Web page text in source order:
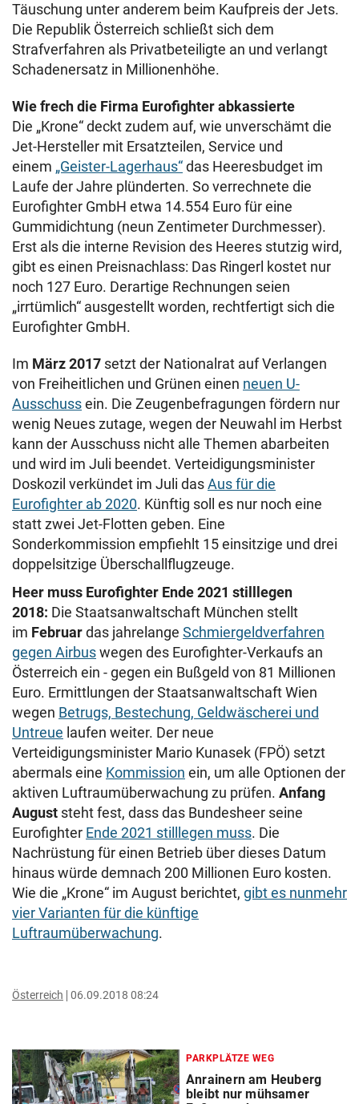
Täuschung unter anderem beim Kaufpreis der Jets.
Die Republik Österreich schließt sich dem
Strafverfahren als Privatbeteiligte an und verlangt
Schadenersatz in Millionenhöhe.
Wie frech die Firma Eurofighter abkassierte
Die „Krone“ deckt zudem auf, wie unverschämt die
Jet-Hersteller mit Ersatzteilen, Service und
einem „Geister-Lagerhaus“das Heeresbudget im
Laufe der Jahre plünderten. So verrechnete die
Eurofighter GmbH etwa 14.554 Euro für eine
Gummidichtung (neun Zentimeter Durchmesser).
Erst als die interne Revision des Heeres stutzig wird,
gibt es einen Preisnachlass: Das Ringerl kostet nur
noch 127 Euro. Derartige Rechnungen seien
„irrtümlich“ ausgestellt worden, rechtfertigt sich die
Eurofighter GmbH.
Im März 2017 setzt der Nationalrat auf Verlangen
von Freiheitlichen und Grünen einen neuen U-
Ausschussein. Die Zeugenbefragungen fördern nur
wenig Neues zutage, wegen der Neuwahl im Herbst
kann der Ausschuss nicht alle Themen abarbeiten
und wird im Juli beendet. Verteidigungsminister
Doskozil verkündet im Juli dasAus für die
Eurofighter ab 2020. Künftig soll es nur noch eine
statt zwei Jet-Flotten geben. Eine
Sonderkommission empfiehlt 15 einsitzige und drei
doppelsitzige Überschallflugzeuge.
Heer muss Eurofighter Ende 2021 stilllegen
2018: Die Staatsanwaltschaft München stellt
im Februardas jahrelange Schmiergeldverfahren
gegen Airbuswegen des Eurofighter-Verkaufs an
Österreich ein - gegen ein Bußgeld von 81 Millionen
Euro. Ermittlungen der Staatsanwaltschaft Wien
wegen Betrugs, Bestechung, Geldwäscherei und
Untreue laufen weiter. Der neue
Verteidigungsminister Mario Kunasek (FPÖ) setzt
abermals eine Kommission ein, um alle Optionen der
aktiven Luftraumüberwachung zu prüfen. Anfang
August steht fest, dass das Bundesheer seine
Eurofighter Ende 2021 stilllegen muss. Die
Nachrüstung für einen Betrieb über dieses Datum
hinaus würde demnach 200 Millionen Euro kosten.
Wie die „Krone“ im August berichtet, gibt es nunmehr
vier Varianten für die künftige
Luftraumüberwachung.
Österreich 06.09.2018 08:24
PARKPLÄTZE WEG
Anrainern am Heuberg
bleibt nur mühsamer